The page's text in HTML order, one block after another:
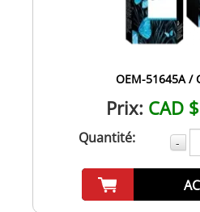
OEM-51645A /
Prix: CAD
Quantité: -